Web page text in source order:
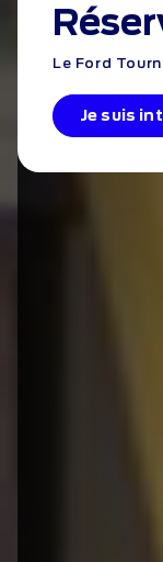
Le Ford
Je suis